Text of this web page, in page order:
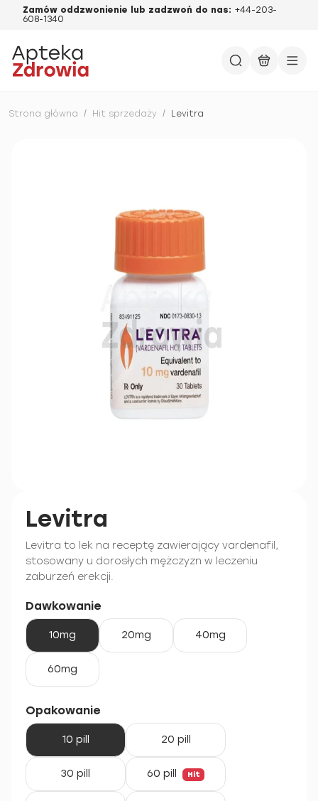
Zamów oddzwonienie lub zadzwoń do nas: +44-203-
608-1340
Strona główna / Hit sprzedaży / Levitra
Levitra
Levitra to lek na receptę zawierający vardenafil,
stosowany u dorosłych mężczyzn w leczeniu
zaburzeń erekcji.
Dawkowanie
10mg 20mg 40mg
60mg
Opakowanie
10 pill 20 pill
30 pill 60 pill Hit